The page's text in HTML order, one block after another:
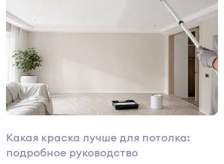
Какая краска лучше для потолка:
подробное руководство